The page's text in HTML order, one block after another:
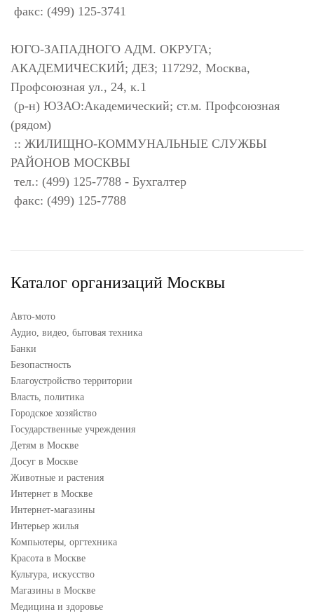
факс: (499) 125-3741
ЮГО-ЗАПАДНОГО АДМ. ОКРУГА;
АКАДЕМИЧЕСКИЙ; ДЕЗ; 117292, Москва,
Профсоюзная ул., 24, к.1
(р-н) ЮЗАО:Академический; ст.м. Профсоюзная
(рядом)
:: ЖИЛИЩНО-КОММУНАЛЬНЫЕ СЛУЖБЫ
РАЙОНОВ МОСКВЫ
тел.: (499) 125-7788 - Бухгалтер
факс: (499) 125-7788
Каталог организаций Москвы
Авто-мото
Аудио, видео, бытовая техника
Банки
Безопастность
Благоустройство территории
Власть, политика
Городское хозяйство
Государственные учреждения
Детям в Москве
Досуг в Москве
Животные и растения
Интернет в Москве
Интернет-магазины
Интерьер жилья
Компьютеры, оргтехника
Красота в Москве
Культура, искусство
Магазины в Москве
Медицина и здоровье